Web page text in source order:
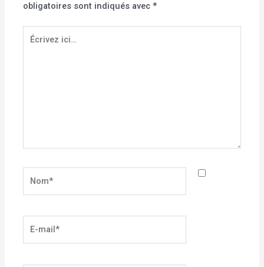
obligatoires sont indiqués avec*
Écrivez
ici…
mail*